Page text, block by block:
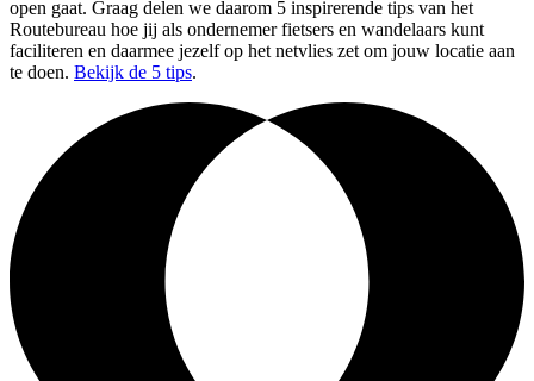
open gaat. Graag delen we daarom 5 inspirerende tips van het
Routebureau hoe jij als ondernemer fietsers en wandelaars kunt
faciliteren en daarmee jezelf op het netvlies zet om jouw locatie aan
te doen. Bekijk de 5 tips.